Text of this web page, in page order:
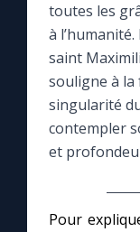
Le compte
Le magazine
Le site internet
toutes les
à
saint
souligne à la
singularité
contempler
et
Pour